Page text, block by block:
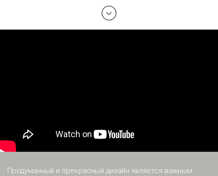
Продуманный и прекрасный дизайн является важным